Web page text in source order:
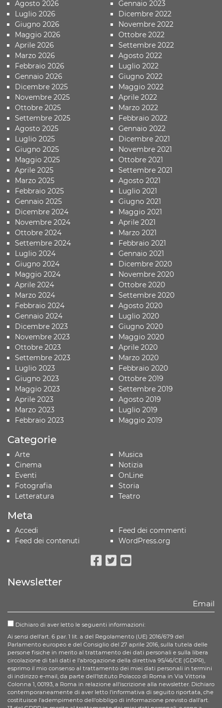
Agosto 2026
Luglio 2026
Giugno 2026
Maggio 2026
Aprile 2026
Marzo 2026
Febbraio 2026
Gennaio 2026
Dicembre 2025
Novembre 2025
Ottobre 2025
Settembre 2025
Agosto 2025
Luglio 2025
Giugno 2025
Maggio 2025
Aprile 2025
Marzo 2025
Febbraio 2025
Gennaio 2025
Dicembre 2024
Novembre 2024
Ottobre 2024
Settembre 2024
Luglio 2024
Giugno 2024
Maggio 2024
Aprile 2024
Marzo 2024
Febbraio 2024
Gennaio 2024
Dicembre 2023
Novembre 2023
Ottobre 2023
Settembre 2023
Luglio 2023
Giugno 2023
Maggio 2023
Aprile 2023
Marzo 2023
Febbraio 2023
Gennaio 2023
Dicembre 2022
Novembre 2022
Ottobre 2022
Settembre 2022
Agosto 2022
Luglio 2022
Giugno 2022
Maggio 2022
Aprile 2022
Marzo 2022
Febbraio 2022
Gennaio 2022
Dicembre 2021
Novembre 2021
Ottobre 2021
Settembre 2021
Agosto 2021
Luglio 2021
Giugno 2021
Maggio 2021
Aprile 2021
Marzo 2021
Febbraio 2021
Gennaio 2021
Dicembre 2020
Novembre 2020
Ottobre 2020
Settembre 2020
Agosto 2020
Luglio 2020
Giugno 2020
Maggio 2020
Aprile 2020
Marzo 2020
Febbraio 2020
Ottobre 2019
Settembre 2019
Agosto 2019
Luglio 2019
Maggio 2019
Categorie
Arte
Cinema
Eventi
Fotografia
Letteratura
Musica
Notizia
OnLine
Storia
Teatro
Meta
Accedi
Feed dei contenuti
Feed dei commenti
WordPress.org
Newsletter
Dichiaro di aver letto le seguenti informazioni:
Ai sensi dell'art. 6 par. 1 lit. a del Regolamento (UE) 2016/679 del
Parlamento europeo e del Consiglio del 27 aprile 2016, sulla tutela delle
persone fisiche in merito al trattamento dei dati personali e sulla libera
circolazione di tali dati e l'abrogazione della direttiva 95/46/CE (GDPR),
esprimo il mio consenso al trattamento dei miei dati personali in termini
di indirizzo e-mail, da parte dell'Istituto Polacco di Roma in Via Vittoria
Colonna 1, 00193, a Roma in relazione all'iscrizione alla newsletter. Dichiaro
contemporaneamente di aver letto l'informativa di seguito riportata, che
costituisce l'adempimento dell'obbligo di informazione previsto dall'art.